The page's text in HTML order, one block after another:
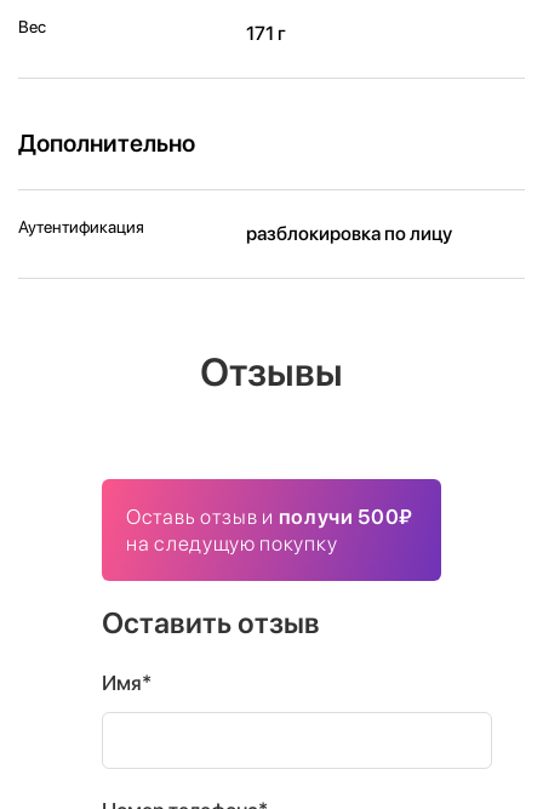
Вес 171 г
Дополнительно
Аутентификация разблокировка по лицу
Отзывы
Оставь отзыв и получи 500₽
на следущую покупку
Оставить отзыв
Имя*